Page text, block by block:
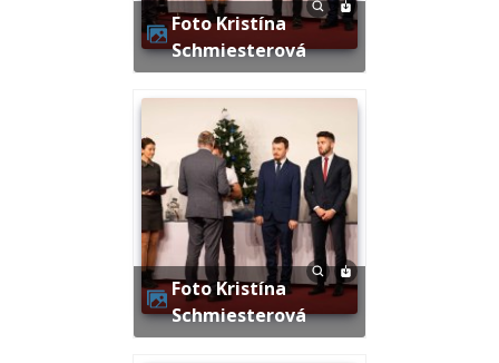
Foto Kristína
Schmiesterová
Foto Kristína
Schmiesterová